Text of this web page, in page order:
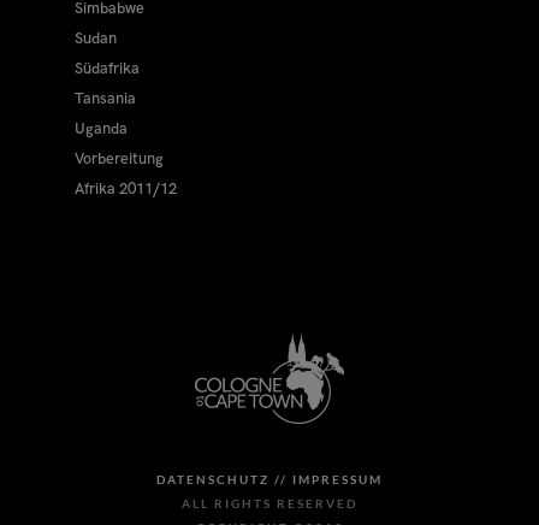
Simbabwe
Sudan
Südafrika
Tansania
Uganda
Vorbereitung
Afrika 2011/12
DATENSCHUTZ // IMPRESSUM
ALL RIGHTS RESERVED